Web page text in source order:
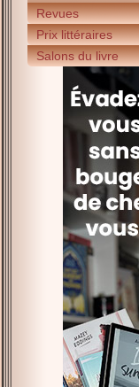
Revues
Prix littéraires
Salons du livre